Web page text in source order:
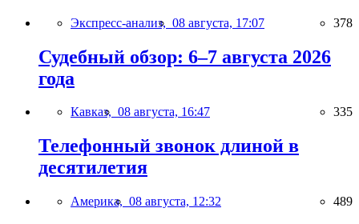
Экспресс-анализ, 08 августа, 17:07 378
Судебный обзор: 6–7 августа 2026
года
Кавказ, 08 августа, 16:47 335
Телефонный звонок длиной в
десятилетия
Америка, 08 августа, 12:32 489